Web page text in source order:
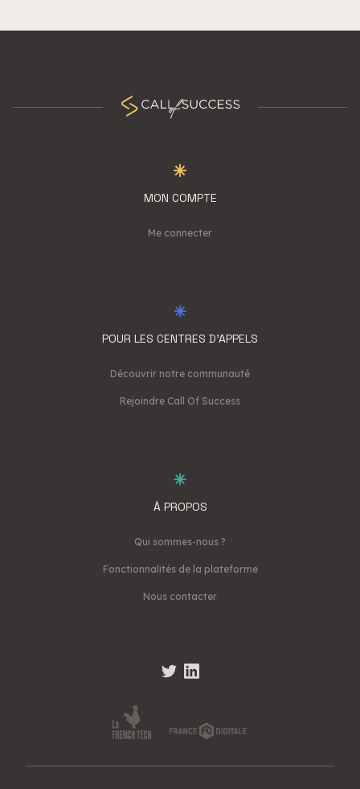
MON COMPTE
Me connecter
POUR LES CENTRES D'APPELS
Découvrir notre communauté
Rejoindre Call Of Success
À PROPOS
Qui sommes-nous ?
Fonctionnalités de la plateforme
Nous contacter